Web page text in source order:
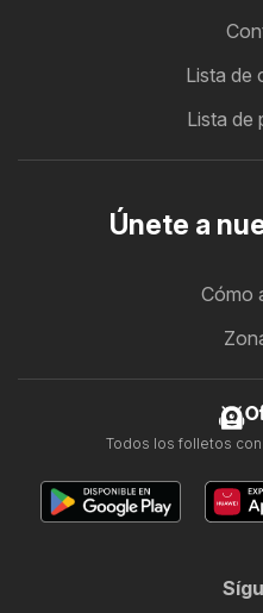
Lista de
Lista de
Únete a
Cómo
Todos los folletos